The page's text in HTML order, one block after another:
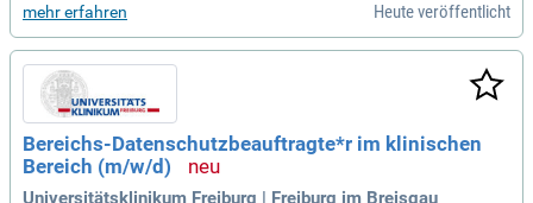
elevanter Vorgaben; Zusammenarbeit
mehr erfahren Heute veröffentlicht
Bereichs-Datenschutzbeauftragte*r im klinischen
Bereich (m/w/d)
Universitätsklinikum Freiburg | Freiburg im Breisgau